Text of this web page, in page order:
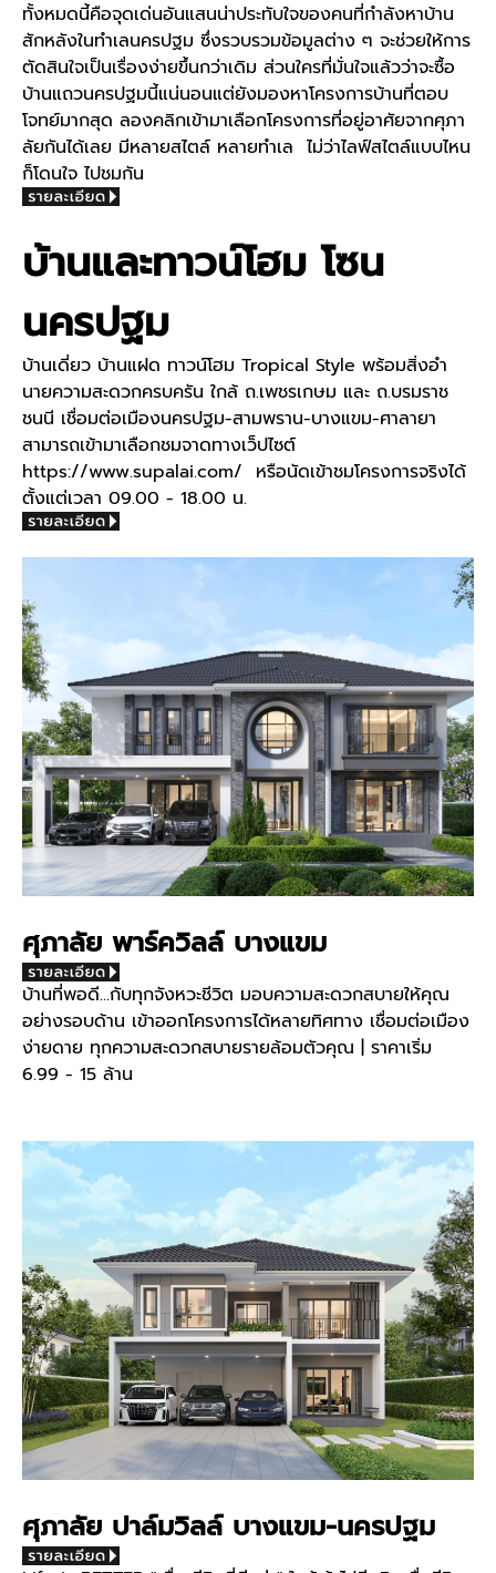
ทั้งหมดนี้คือจุดเด่นอันแสนน่าประทับใจของคนที่กำลังหาบ้าน
สักหลังในทำเลนครปฐม ซึ่งรวบรวมข้อมูลต่าง ๆ จะช่วยให้การ
ตัดสินใจเป็นเรื่องง่ายขึ้นกว่าเดิม ส่วนใครที่มั่นใจแล้วว่าจะซื้อ
บ้านแถวนครปฐมนี้แน่นอนแต่ยังมองหาโครงการบ้านที่ตอบ
โจทย์มากสุด ลองคลิกเข้ามาเลือกโครงการที่อยู่อาศัยจากศุภา
ลัยกันได้เลย มีหลายสไตล์ หลายทำเล ไม่ว่าไลฟ์สไตล์แบบไหน
ก็โดนใจ ไปชมกัน
บ้านและทาวน์โฮม โซน
นครปฐม
บ้านเดี่ยว บ้านแฝด ทาวน์โฮม Tropical Style พร้อมสิ่งอำ
นายความสะดวกครบครัน ใกล้ ถ.เพชรเกษม และ ถ.บรมราช
ชนนี เชื่อมต่อเมืองนครปฐม-สามพราน-บางแขม-ศาลายา
สามารถเข้ามาเลือกชมจาดทางเว็ปไซต์
https://www.supalai.com/ หรือนัดเข้าชมโครงการจริงได้
ตั้งแต่เวลา 09.00 - 18.00 น.
ศุภาลัย พาร์ควิลล์ บางแขม
บ้านที่พอดี...กับทุกจังหวะชีวิต มอบความสะดวกสบายให้คุณ
อย่างรอบด้าน เข้าออกโครงการได้หลายทิศทาง เชื่อมต่อเมือง
ง่ายดาย ทุกความสะดวกสบายรายล้อมตัวคุณ | ราคาเริ่ม
6.99 - 15 ล้าน
ศุภาลัย ปาล์มวิลล์ บางแขม-นครปฐม